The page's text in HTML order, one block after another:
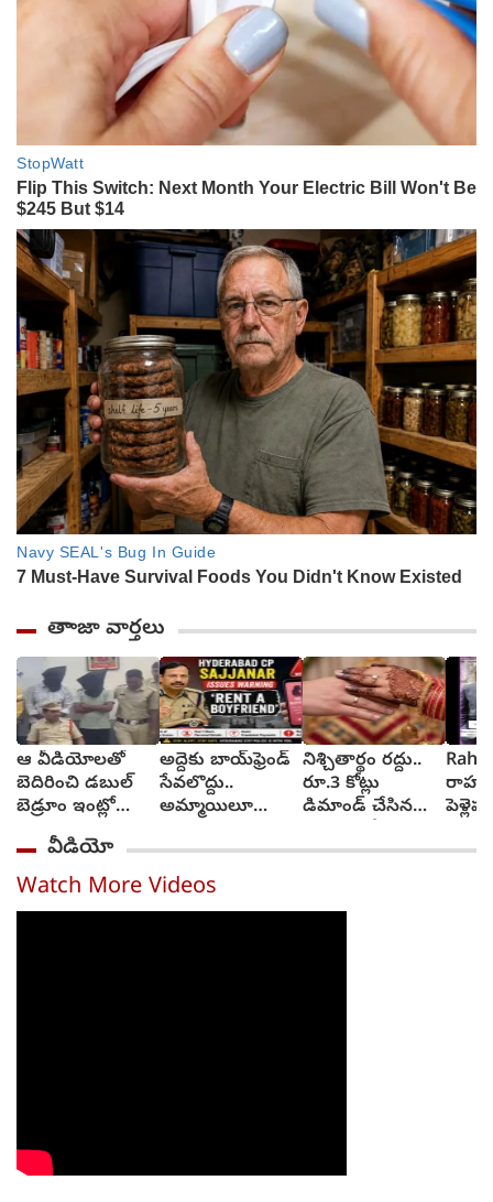
తాాజా వార్తలు
ఆ వీడియోలతో
బెదిరించి డబుల్
బెడ్రూం ఇంట్లో
మహిళపై నలుగురు
సామూహిక
అత్యాచారం
అద్దెకు బాయ్‌ఫ్రెండ్
సేవలొద్దు..
అమ్మాయిలూ
జాగ్రత్త : సజ్జనార్
స్ట్రాంగ్ వార్నింగ్
నిశ్చితార్థం రద్దు..
రూ.3 కోట్లు
డిమాండ్ చేసిన
నమోదు
వీడియో
Watch More Videos